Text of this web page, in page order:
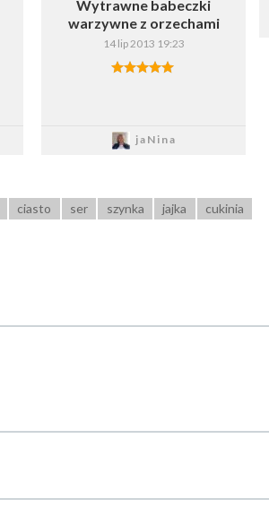
Wytrawne babeczki
warzywne z orzechami
14 lip 2013 19:23
jaNina
Zapisz
ciasto ser szynka jajka cukinia